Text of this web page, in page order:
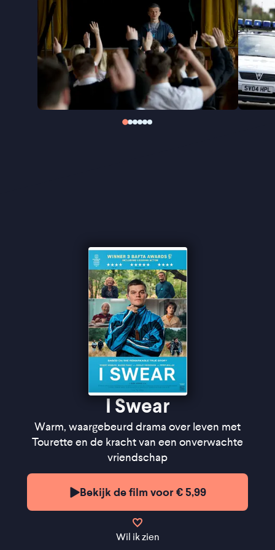
Veel films over Gilles de la Tourette zijn er niet.
Voor Kirk Jones was het hoog tijd om het
syndroom, waar lange tijd weinig begrip voor
bestond, naar het grote scherm te brengen. Met I
Swear doet hij dat op een empathische manier,
zonder te vervallen in sensatie of geforceerd
sentiment. John Davidson vormt daarbij het hart
van de film: een man die leerde leven met iets waar
''Het indrukwekkende acteerwerk van de
hoofdrolspelers is de drijvende kracht'' ★★★★
''Een film die het hart op de juiste plek heeft zitten''
Cinemagazine
''De humor brengt spanning in alledaagse
handelingen'' ★★★★FilmTotaal
I Swear
Warm, waargebeurd drama over leven met
Tourette en de kracht van een onverwachte
vriendschap
Bekijk de film voor € 5,99
Wil ik zien